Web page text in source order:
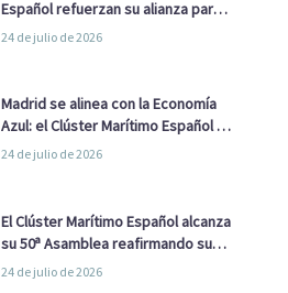
Español refuerzan su alianza para
impulsar una estrategia Nacional
24 de julio de 2026
Madrid se alinea con la Economía
Azul: el Clúster Marítimo Español y
la Real Liga Naval avanzan alianzas
24 de julio de 2026
El Clúster Marítimo Español alcanza
su 50ª Asamblea reafirmando su
liderazgo en la Economía Azul
24 de julio de 2026